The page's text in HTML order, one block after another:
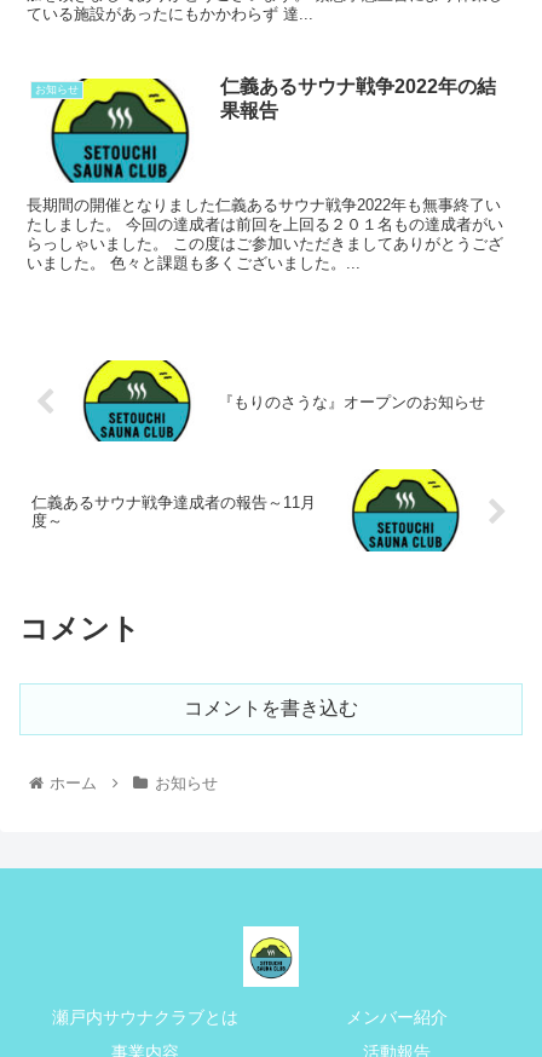
ている施設があったにもかかわらず 達...
お知らせ
仁義あるサウナ戦争2022年の結
果報告
長期間の開催となりました仁義あるサウナ戦争2022年も無事終了い
たしました。 今回の達成者は前回を上回る２０１名もの達成者がい
らっしゃいました。 この度はご参加いただきましてありがとうござ
いました。 色々と課題も多くございました。...
『もりのさうな』オープンのお知らせ
仁義あるサウナ戦争達成者の報告～11月
度～
コメント
コメントを書き込む
ホーム お知らせ
瀬戸内サウナクラブとは
メンバー紹介
事業内容
活動報告